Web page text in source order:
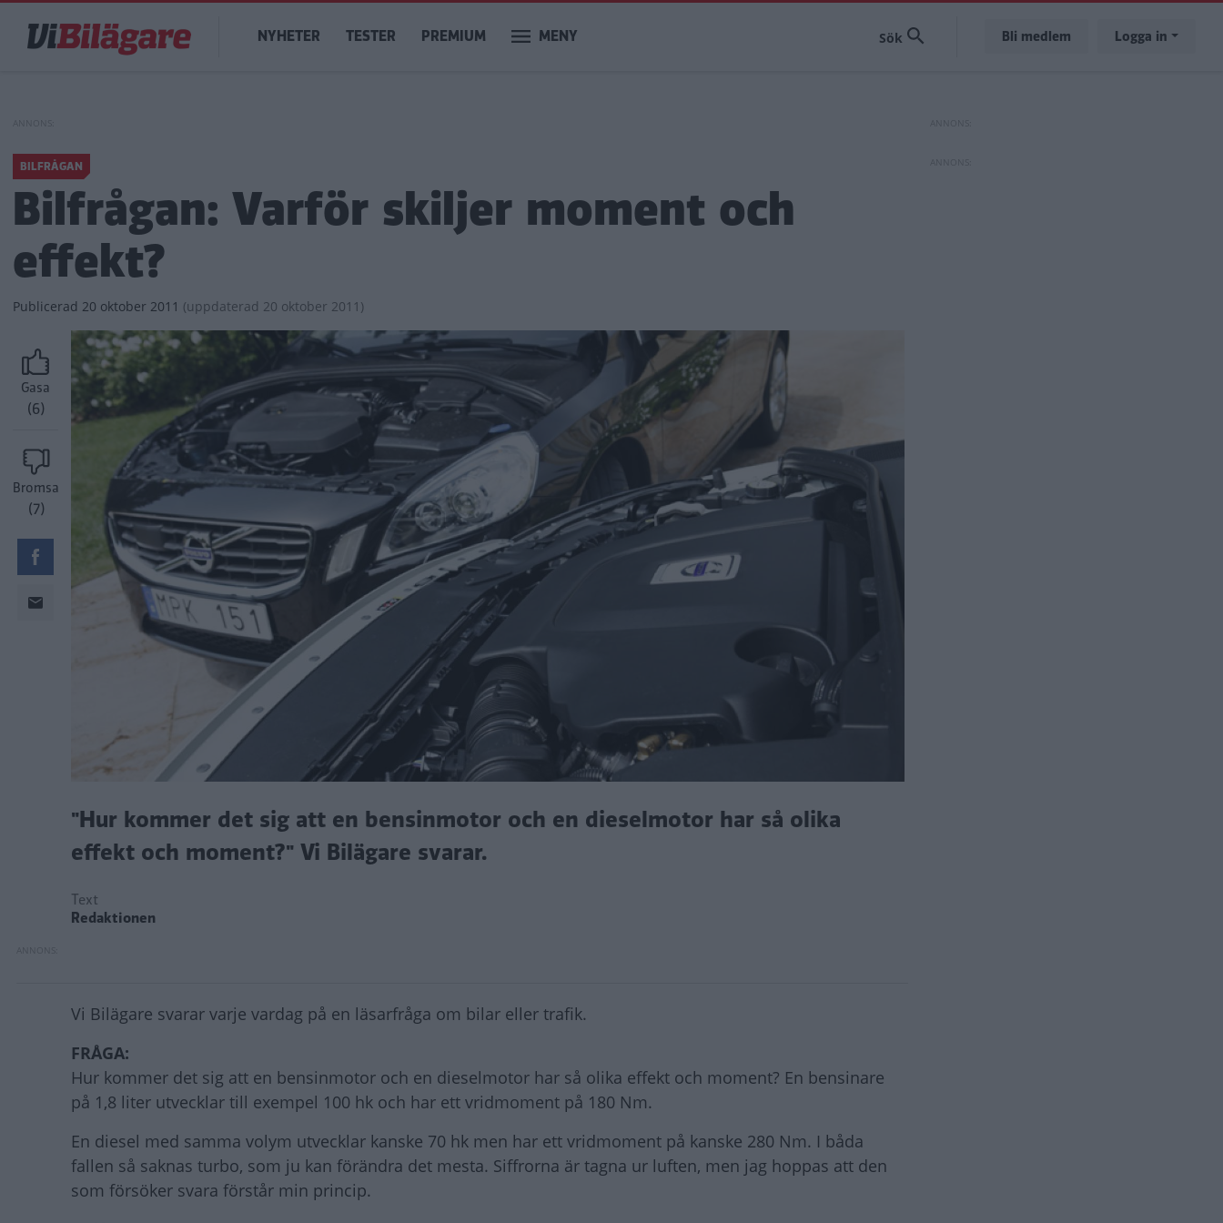
huvudinnehåll
Main
navigation
NYHETER TESTER PREMIUM MENY Bli medlem Logga in
BILFRÅGAN
Bilfrågan: Varför skiljer moment och
effekt?
Publicerad 20 oktober 2011 (uppdaterad 20 oktober 2011)
Gasa
(6)
Bromsa
(7)
"Hur kommer det sig att en bensinmotor och en dieselmotor har så olika
effekt och moment?" Vi Bilägare svarar.
Text
Redaktionen
Vi Bilägare svarar varje vardag på en läsarfråga om bilar eller trafik.
FRÅGA:
Hur kommer det sig att en bensinmotor och en dieselmotor har så olika effekt och moment? En bensinare
på 1,8 liter utvecklar till exempel 100 hk och har ett vridmoment på 180 Nm.
En diesel med samma volym utvecklar kanske 70 hk men har ett vridmoment på kanske 280 Nm. I båda
fallen så saknas turbo, som ju kan förändra det mesta. Siffrorna är tagna ur luften, men jag hoppas att den
som försöker svara förstår min princip.